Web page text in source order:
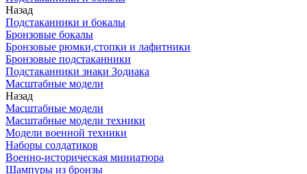
Назад
Подстаканники и бокалы
Бронзовые бокалы
Бронзовые рюмки,стопки и лафитники
Бронзовые подстаканники
Подстаканники знаки Зодиака
Масштабные модели
Назад
Масштабные модели
Масштабные модели техники
Модели военной техники
Наборы солдатиков
Военно-историческая миниатюра
Шампуры из бронзы